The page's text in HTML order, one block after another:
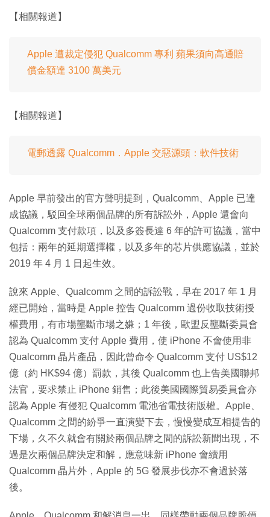
【相關報道】
Apple 遭裁定侵犯 Qualcomm 專利 蘋果須向高通賠
償金額達 3100 萬美元
【相關報道】
電郵透露 Qualcomm．Apple 交惡源頭：軟件技術
Apple 早前發出的官方聲明提到，Qualcomm、Apple 已達
成協議，駁回全球兩個品牌的所有訴訟外，Apple 還會向
Qualcomm 支付款項，以及多簽長達 6 年的許可協議，當中
包括：兩年的延期選擇權，以及多年的芯片供應協議，並於
2019 年 4 月 1 日起生效。
說來 Apple、Qualcomm 之間的訴訟戰，早在 2017 年 1 月
經已開始，當時是 Apple 控告 Qualcomm 過份收取技術授
權費用，有市場壟斷市場之嫌；1 年後，歐盟反壟斷委員會
認為 Qualcomm 支付 Apple 費用，使 iPhone 不會使用非
Qualcomm 晶片產品，因此曾命令 Qualcomm 支付 US$12
億（約 HK$94 億）罰款，其後 Qualcomm 也上告美國聯邦
法官，要求禁止 iPhone 銷售；此後美國國際貿易委員會亦
認為 Apple 有侵犯 Qualcomm 電池省電技術版權。Apple、
Qualcomm 之間的紛爭一直演變下去，慢慢變成互相提告的
下場，久不久就會有關於兩個品牌之間的訴訟新聞出現，不
過是次兩個品牌決定和解，應意味新 iPhone 會續用
Qualcomm 晶片外，Apple 的 5G 發展步伐亦不會過於落
後。